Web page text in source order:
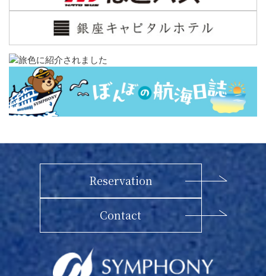
Reservation
Contact